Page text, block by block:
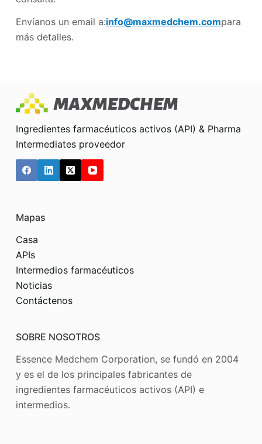
Envíanos un email a:info@maxmedchem.compara
más detalles.
Ingredientes farmacéuticos activos (API) & Pharma
Intermediates proveedor
Mapas
Casa
APIs
Intermedios farmacéuticos
Noticias
Contáctenos
SOBRE NOSOTROS
Essence Medchem Corporation, se fundó en 2004
y es el de los principales fabricantes de
ingredientes farmacéuticos activos (API) e
intermedios.